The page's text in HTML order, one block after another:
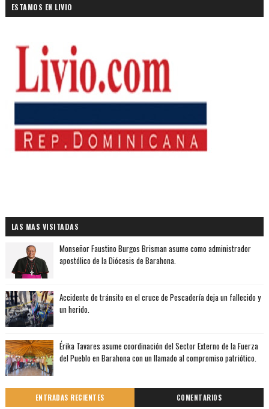
ESTAMOS EN LIVIO
LAS MAS VISITADAS
Monseñor Faustino Burgos Brisman asume como administrador
apostólico de la Diócesis de Barahona.
Accidente de tránsito en el cruce de Pescadería deja un fallecido y
un herido.
Érika Tavares asume coordinación del Sector Externo de la Fuerza
del Pueblo en Barahona con un llamado al compromiso patriótico.
ENTRADAS RECIENTES COMENTARIOS